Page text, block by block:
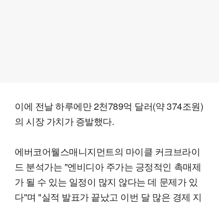
이에 전날 하루에만 2천789억 달러(약 374조원)
의 시장 가치가 증발했다.
에버코어웰스매니지먼트의 마이클 커크브라이
드 분석가는 "엔비디아 주가는 긍정적인 촉매제
가 될 수 있는 일정이 많지 않다는 데 문제가 있
다"며 "실적 발표가 끝났고 이번 달 많은 경제 지